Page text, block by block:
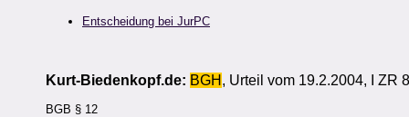
Entscheidung bei JurPC
Kurt-Biedenkopf.de: BGH , Urteil vom 19.2.2004, I ZR
BGB § 12